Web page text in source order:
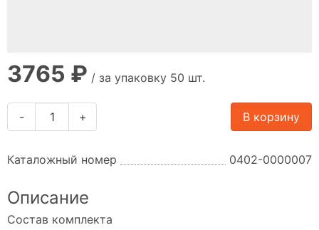
3765 ₽ / за упаковку 50 шт.
- + В корзину
Каталожный номер 0402-0000007
Описание
Состав комплекта